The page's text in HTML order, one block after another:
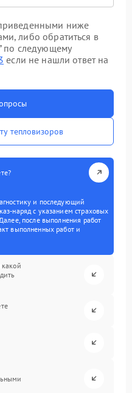
ниже
либо обратиться в
по следующему
если не нашли ответ на
тепловизоров
и последующий
наряд с указанием страховых
после выполнения работ
выполненных работ и